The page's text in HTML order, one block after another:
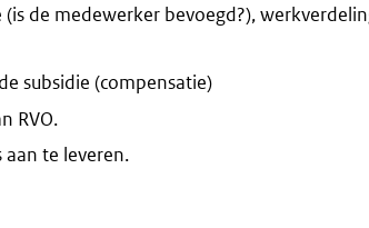
de medewerker bevoegd?),
subsidie (compensatie)
RVO.
te leveren.